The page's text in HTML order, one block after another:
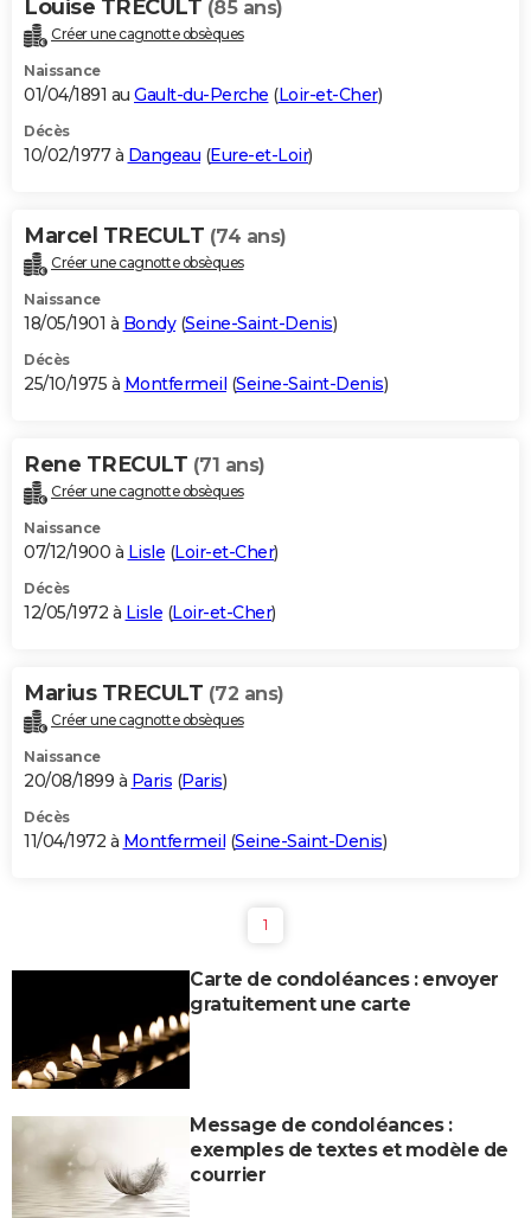
Louise TRECULT (85 ans)
Créer une cagnotte obsèques
Naissance
01/04/1891 au Gault-du-Perche (Loir-et-Cher)
Décès
10/02/1977 à Dangeau (Eure-et-Loir)
Marcel TRECULT (74 ans)
Créer une cagnotte obsèques
Naissance
18/05/1901 à Bondy(Seine-Saint-Denis)
Décès
25/10/1975 à Montfermeil (Seine-Saint-Denis)
Rene TRECULT (71 ans)
Créer une cagnotte obsèques
Naissance
07/12/1900 à Lisle (Loir-et-Cher)
Décès
12/05/1972 à Lisle (Loir-et-Cher)
Marius TRECULT (72 ans)
Créer une cagnotte obsèques
Naissance
20/08/1899 à Paris (Paris)
Décès
11/04/1972 à Montfermeil (Seine-Saint-Denis)
1
Carte de condoléances : envoyer
gratuitement une carte
Message de condoléances :
exemples de textes et modèle de
courrier